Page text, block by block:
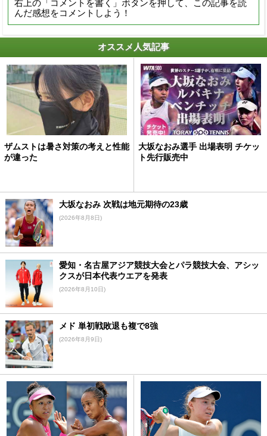
右上の「コメントを書く」ボタンを押して、この記事を読
んだ感想をコメントしよう！
オススメ人気記事
ザムストは暑さ対策の考えと性能
が違った
大坂なおみ選手 出場表明 チケッ
ト先行販売中
大坂なおみ 次戦は地元期待の23歳
(2026年8月8日)
愛知・名古屋アジア競技大会とパラ競技大会、アシッ
クスが日本代表ウエアを発表
(2026年8月10日)
メド 単初戦敗退も複で8強
(2026年8月9日)